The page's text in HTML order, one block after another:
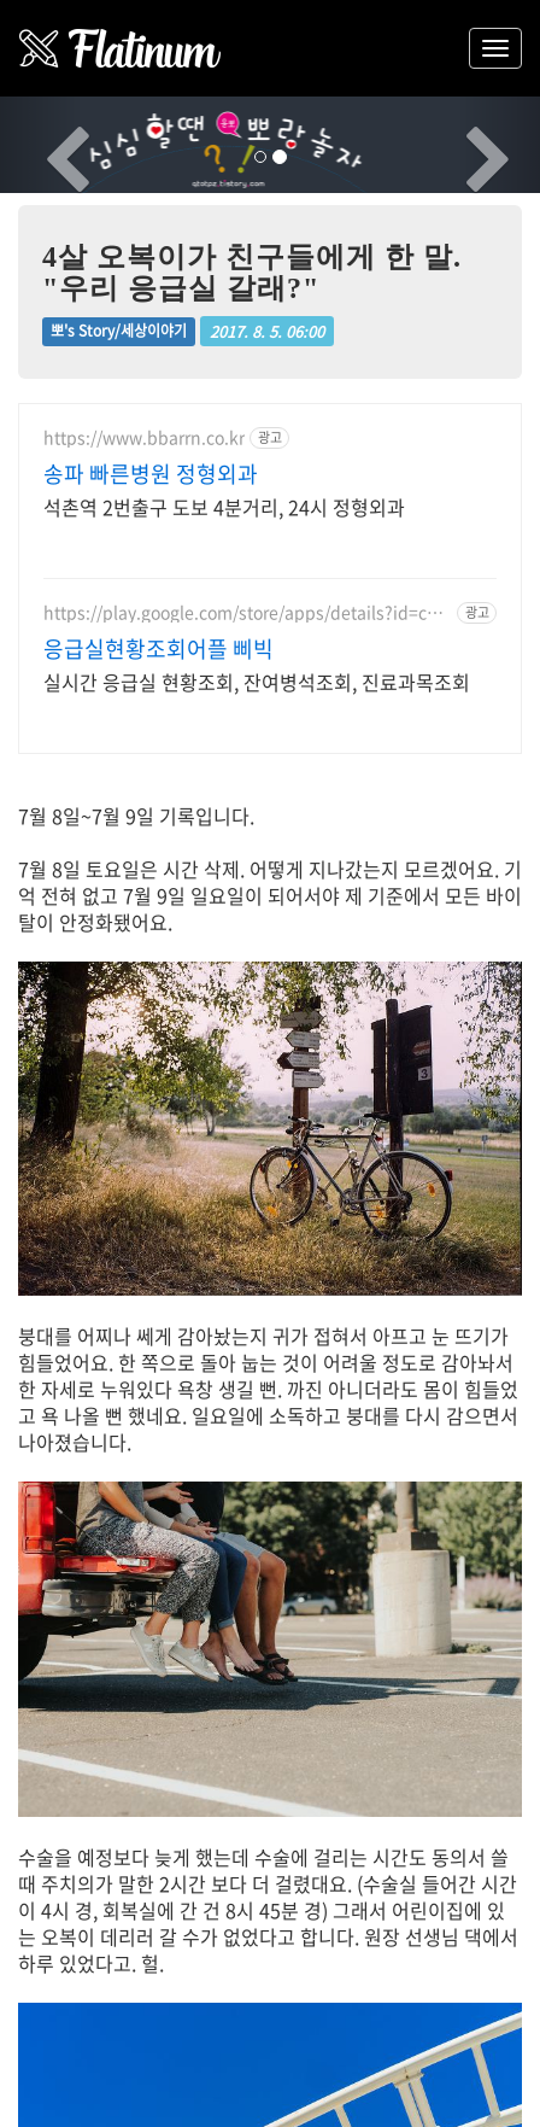
4살 오복이가 친구들에게 한 말.
"우리 응급실 갈래?"
뽀's Story/세상이야기 2017. 8. 5. 06:00
https://www.bbarrn.co.kr 광고
송파 빠른병원 정형외과
석촌역 2번출구 도보 4분거리, 24시 정형외과
https://play.google.com/store/apps/details?id=co
m.sgsg.bbibic
광고
응급실현황조회어플 삐빅
실시간 응급실 현황조회, 잔여병석조회, 진료과목조회
7월 8일~7월 9일 기록입니다.
7월 8일 토요일은 시간 삭제. 어떻게 지나갔는지 모르겠어요. 기
억 전혀 없고 7월 9일 일요일이 되어서야 제 기준에서 모든 바이
탈이 안정화됐어요.
붕대를 어찌나 쎄게 감아놨는지 귀가 접혀서 아프고 눈 뜨기가
힘들었어요. 한 쪽으로 돌아 눕는 것이 어려울 정도로 감아놔서
한 자세로 누워있다 욕창 생길 뻔. 까진 아니더라도 몸이 힘들었
고 욕 나올 뻔 했네요. 일요일에 소독하고 붕대를 다시 감으면서
나아졌습니다.
수술을 예정보다 늦게 했는데 수술에 걸리는 시간도 동의서 쓸
때 주치의가 말한 2시간 보다 더 걸렸대요. (수술실 들어간 시간
이 4시 경, 회복실에 간 건 8시 45분 경) 그래서 어린이집에 있
는 오복이 데리러 갈 수가 없었다고 합니다. 원장 선생님 댁에서
하루 있었다고. 헐.